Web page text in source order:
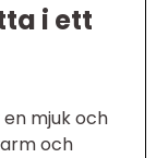
i ett
mjuk och
och